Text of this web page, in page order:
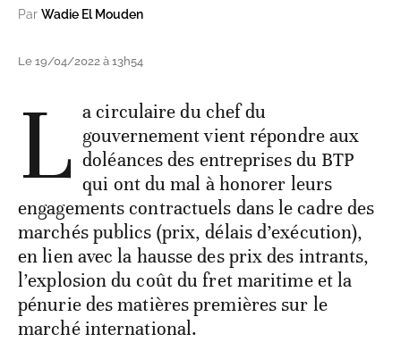
Par Wadie El Mouden
Le 19/04/2022 à 13h54
L a circulaire du chef du
gouvernement vient répondre aux
doléances des entreprises du BTP
qui ont du mal à honorer leurs
engagements contractuels dans le cadre des
marchés publics (prix, délais d’exécution),
en lien avec la hausse des prix des intrants,
l’explosion du coût du fret maritime et la
pénurie des matières premières sur le
marché international.